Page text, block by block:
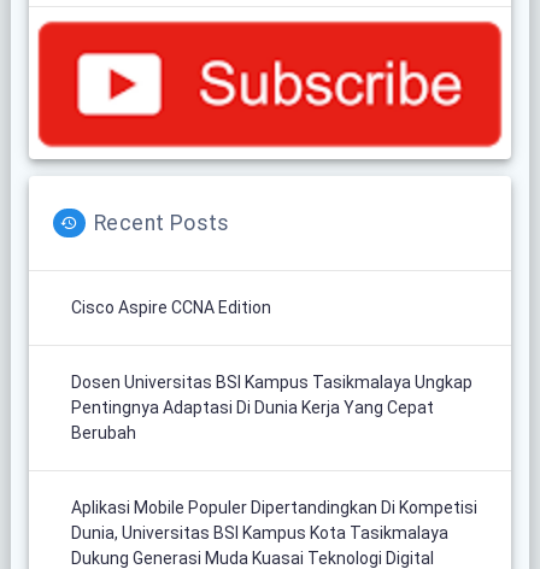
Recent Posts
Cisco Aspire CCNA Edition
Dosen Universitas BSI Kampus Tasikmalaya Ungkap
Pentingnya Adaptasi Di Dunia Kerja Yang Cepat
Berubah
Aplikasi Mobile Populer Dipertandingkan Di Kompetisi
Dunia, Universitas BSI Kampus Kota Tasikmalaya
Dukung Generasi Muda Kuasai Teknologi Digital